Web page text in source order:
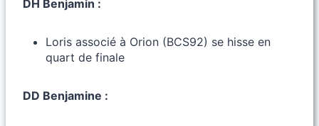
DH Benjamin :
Loris associé à Orion (BCS92) se hisse en
quart de finale
DD Benjamine :